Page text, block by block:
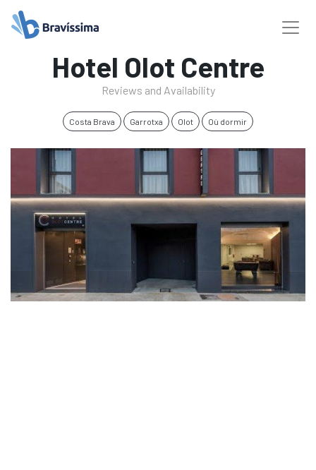
Hotel Olot Centre
Reviews and Availability
Costa Brava Garrotxa Olot Où dormir